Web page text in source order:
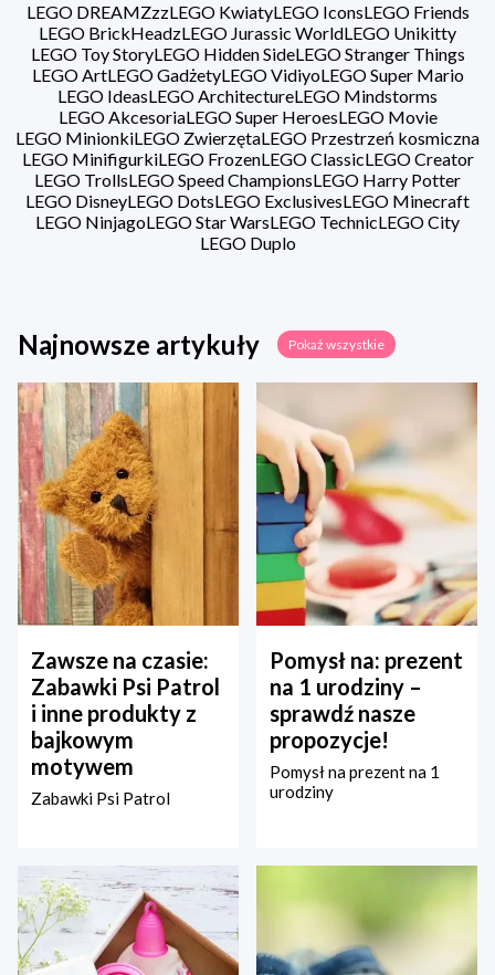
LEGO DREAMZzzLEGO KwiatyLEGO IconsLEGO Friends
LEGO BrickHeadzLEGO Jurassic WorldLEGO Unikitty
LEGO Toy StoryLEGO Hidden SideLEGO Stranger Things
LEGO ArtLEGO GadżetyLEGO VidiyoLEGO Super Mario
LEGO IdeasLEGO ArchitectureLEGO Mindstorms
LEGO AkcesoriaLEGO Super HeroesLEGO Movie
LEGO MinionkiLEGO ZwierzętaLEGO Przestrzeń kosmiczna
LEGO MinifigurkiLEGO FrozenLEGO ClassicLEGO Creator
LEGO TrollsLEGO Speed ChampionsLEGO Harry Potter
LEGO DisneyLEGO DotsLEGO ExclusivesLEGO Minecraft
LEGO NinjagoLEGO Star WarsLEGO TechnicLEGO City
LEGO Duplo
Najnowsze artykuły Pokaż wszystkie
Zawsze na czasie:
Zabawki Psi Patrol
i inne produkty z
bajkowym
motywem
Zabawki Psi Patrol
Pomysł na: prezent
na 1 urodziny –
sprawdź nasze
propozycje!
Pomysł na prezent na 1
urodziny